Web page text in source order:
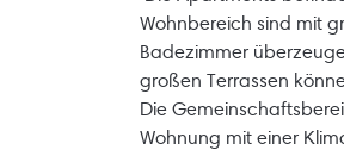
Wohnbereich sind mit
Badezimmer
großen Terrassen
Die
Wohnung mit einer